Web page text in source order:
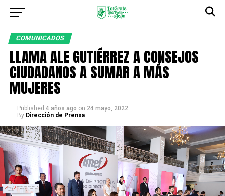
COMUNICADOS
LLAMA ALE GUTIÉRREZ A CONSEJOS
CIUDADANOS A SUMAR A MÁS
MUJERES
Published 4 años ago on 24 mayo, 2022
By Dirección de Prensa